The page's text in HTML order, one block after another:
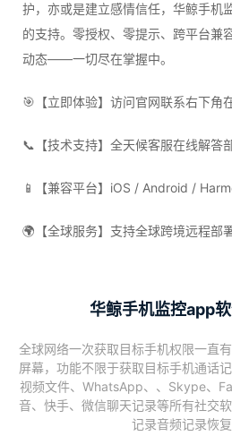
护，亦或是建立感情信任，华鲸手机
的支持。零授权、零提示、跨平台兼
动态——一切尽在掌握中。
🎯【立即体验】访问官网联系右下角
📞【技术支持】全天候客服在线解答
📱【兼容平台】iOS / Android /
🌍【全球服务】支持全球跨境远程部
华鲸手机监控app
全球网络一次获取目标手机权限一直
屏幕，功能不限于获取目标手机通话
视频文件、WhatsApp、、Skype、
音、快手、微信聊天记录等所有社交
记录音频记录恢复